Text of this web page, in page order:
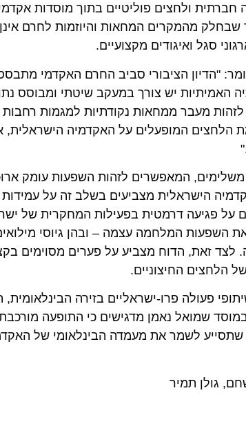
הדרה חברתית ולחצים פוליטיים בתוך מוסדות
שבחלק מהמקרים המחאות והיוזמות לחרם
סגל ואיגודים מקצועיים.
"הדיון הציבורי סביב החרם האקדמי
האמיתיות יש צורך במעקב שיטתי ומבוסס
לזהות מעבר ממחאות נקודתיות למגמות
הלחצים המופעלים על האקדמיה
משלימים, המאפשרים לזהות השפעות עומק
הישראלית מצביעים בשלב זה על עמידות
על פגיעה דרמטית בפעילות המחקרית של
השפעות המלחמה עצמה – ובהן גיוסי
לצד זאת, הדוח מצביע על פערים מסוימים
הלחצים החיצוניים.
פעולה פרו-ישראליים בזירה הבינלאומית,
שמואל נאמן מדגישים כי התופעה מורכבת
שתסייע לשמר את מעמדה הבינלאומי של
גולן תמיר